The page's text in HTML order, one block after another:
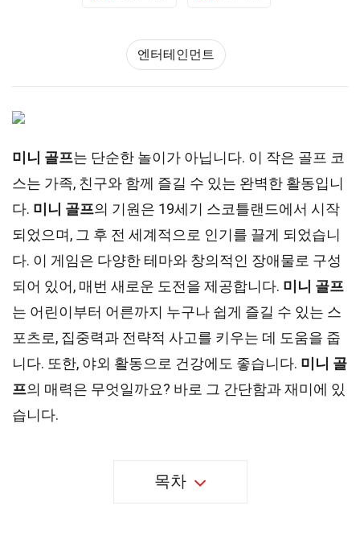
엔터테인먼트
미니 골프는 단순한 놀이가 아닙니다. 이 작은 골프 코
스는 가족, 친구와 함께 즐길 수 있는 완벽한 활동입니
다. 미니 골프의 기원은 19세기 스코틀랜드에서 시작
되었으며, 그 후 전 세계적으로 인기를 끌게 되었습니
다. 이 게임은 다양한 테마와 창의적인 장애물로 구성
되어 있어, 매번 새로운 도전을 제공합니다. 미니 골프
는 어린이부터 어른까지 누구나 쉽게 즐길 수 있는 스
포츠로, 집중력과 전략적 사고를 키우는 데 도움을 줍
니다. 또한, 야외 활동으로 건강에도 좋습니다. 미니 골
프의 매력은 무엇일까요? 바로 그 간단함과 재미에 있
습니다.
목차